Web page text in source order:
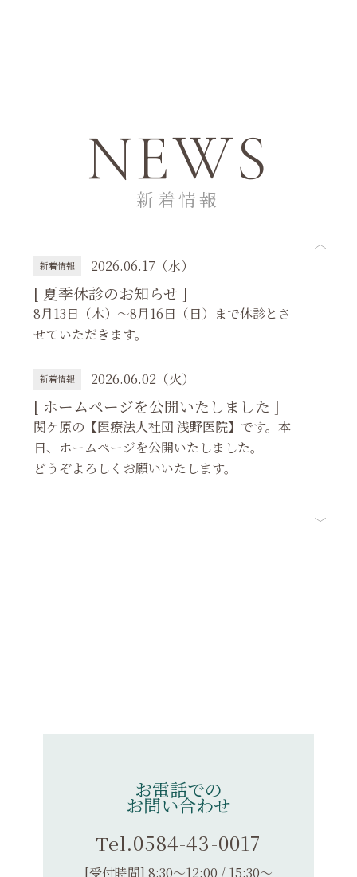
NEWS
新着情報
新着情報 2026.06.17（水）
[ 夏季休診のお知らせ ]
8月13日（木）～8月16日（日）まで休診とさ
せていただきます。
新着情報 2026.06.02（火）
[ ホームページを公開いたしました ]
関ケ原の【医療法人社団 浅野医院】です。本
日、ホームページを公開いたしました。
どうぞよろしくお願いいたします。
お電話での
お問い合わせ
Tel.0584-43-0017
[受付時間] 8:30～12:00 / 15:30～